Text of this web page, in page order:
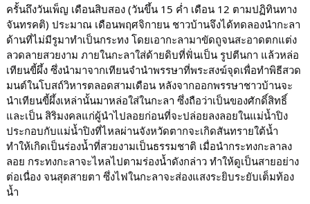
ครั้นถึงวันเพ็ญ เดือนสิบสอง (วันขึ้น 15 ค่ำ เดือน 12 ตามปฏิทินทาง
จันทรคติ) ประมาณ เดือนพฤศจิกายน ชาวบ้านจึงได้ทดลองนำกะลา
ด้านที่ไม่มีรูมาทำเป็นกระทง โดยเอากะลามาขัดถูจนสะอาดตกแต่ง
ลวดลายสวยงาม ภายในกะลาใส่ด้ายดิบที่ฟั่นเป็น รูปตีนกา แล้วหล่อ
เทียนขี้ผึ้ง ซึ่งนำมาจากเทียนจำนำพรรษาที่พระสงฆ์จุดเพื่อทำพิธีสวด
มนต์ในโบสถ์วิหารตลอดสามเดือน หลังจากออกพรรษาชาวบ้านจะ
นำเทียนขี้ผึ้งเหล่านั้นมาหล่อใส่ในกะลา ซึ่งถือว่าเป็นของศักดิ์สิทธิ์
และเป็น สิริมงคลแก่ผู้นำไปลอยก่อนที่จะปล่อยลงลอยในแม่น้ำปิง
ประกอบกับแม่น้ำปิงที่ไหลผ่านจังหวัดตากจะเกิดสันทรายใต้น้ำ
ทำให้เกิดเป็นร่องน้ำที่สวยงามเป็นธรรมชาติ เมื่อนำกระทงกะลาลง
ลอย กระทงกะลาจะไหลไปตามร่องน้ำดังกล่าว ทำให้ดูเป็นสายอย่าง
ต่อเนื่อง จนสุดสายตา ซึ่งไฟในกะลาจะส่องแสงระยิบระยับเต็มท้อง
น้ำ